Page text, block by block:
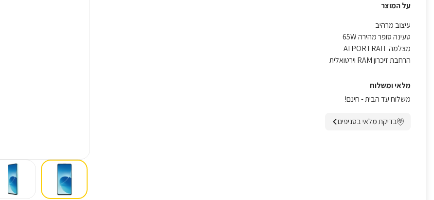
על המוצר
עיצוב מרהיב
טעינה סופר מהירה 65W
מצלמה AI PORTRAIT
הרחבת זיכרון RAM וירטואלית
מלאי ומשלוח
משלוח עד הבית - חינם!
בדיקת מלאי בסניפים